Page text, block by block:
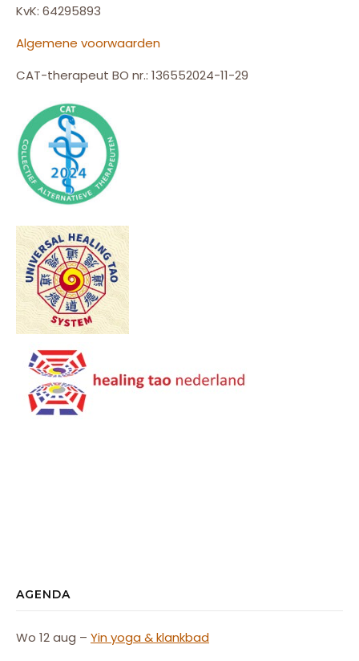
KvK: 64295893
Algemene voorwaarden
CAT-therapeut BO nr.: 136552024-11-29
AGENDA
Wo 12 aug – Yin yoga & klankbad